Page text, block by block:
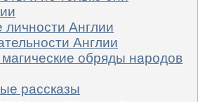
личности Англии
Англии
обряды народов
рассказы